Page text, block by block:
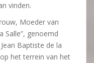
vinden.
Moeder van
Salle”, genoemd
Baptiste de la
het terrein van het